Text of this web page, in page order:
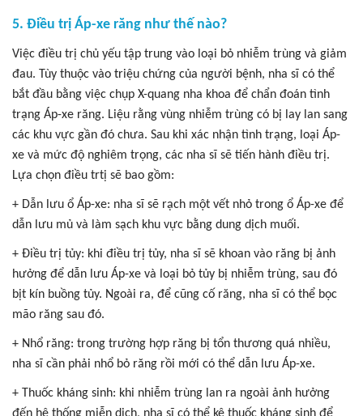
5. Điều trị Áp-xe răng như thế nào?
Việc điều trị chủ yếu tập trung vào loại bỏ nhiễm trùng và giảm
đau. Tùy thuộc vào triệu chứng của người bệnh, nha sĩ có thể
bắt đầu bằng việc chụp X-quang nha khoa để chẩn đoán tình
trạng Áp-xe răng. Liệu rằng vùng nhiễm trùng có bị lay lan sang
các khu vực gần đó chưa. Sau khi xác nhận tình trạng, loại Áp-
xe và mức độ nghiêm trọng, các nha sĩ sẽ tiến hành điều trị.
Lựa chọn điều trtị sẽ bao gồm:
+ Dẫn lưu ổ Áp-xe: nha sĩ sẽ rạch một vết nhỏ trong ổ Áp-xe để
dẫn lưu mủ và làm sạch khu vực bằng dung dịch muối.
+ Điều trị tủy: khi điều trị tủy, nha sĩ sẽ khoan vào răng bị ảnh
hưởng để dẫn lưu Áp-xe và loại bỏ tủy bị nhiễm trùng, sau đó
bịt kín buồng tủy. Ngoài ra, để cũng cố răng, nha sĩ có thể bọc
mão răng sau đó.
+ Nhổ răng: trong trường hợp răng bị tổn thương quá nhiều,
nha sĩ cần phải nhổ bỏ răng rồi mới có thể dẫn lưu Áp-xe.
+ Thuốc kháng sinh: khi nhiễm trùng lan ra ngoài ảnh hưởng
đến hệ thống miễn dịch, nha sĩ có thể kê thuốc kháng sinh để